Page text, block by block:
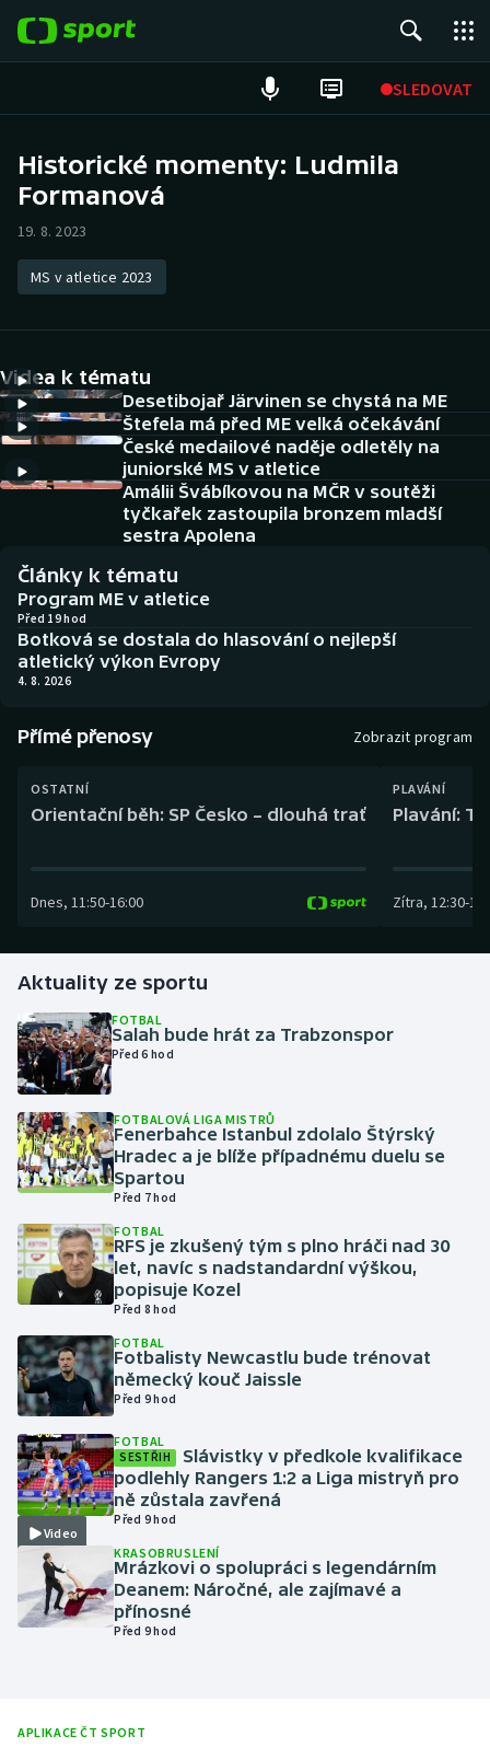
SLEDOVAT
Hokej
Atletika
DALŠÍ SPORTY
Americký fotbal
Baseball a softbal
Biatlon
Boby a skeleton
Dostihy
Golf
Gymnastika
Házená
Jezdectví
Judo
Krasobruslení
Lezení
Lyže a snowboard
Moderní pětiboj
Motorsport
Olympijské hry
Parasport
Plavání
NEPŘEHLÉDNĚTE
Aplikace ČT sport
AZ kvíz
Historické momenty: Ludmila
Formanová
19. 8. 2023
MS v atletice 2023
Videa k tématu
Desetibojař Järvinen se chystá na ME
Štefela má před ME velká očekávání
České medailové naděje odletěly na
juniorské MS v atletice
Amálii Švábíkovou na MČR v soutěži
tyčkařek zastoupila bronzem mladší
sestra Apolena
Články k tématu
Program ME v atletice
Před 19 hod
Botková se dostala do hlasování o nejlepší
atletický výkon Evropy
4. 8. 2026
Přímé přenosy Zobrazit program
OSTATNÍ
Orientační běh: SP Česko – dlouhá trať
Dnes, 11:50-16:00
PLAVÁNÍ
Plavání:
Zítra, 12:30-
Aktuality ze sportu
FOTBAL
Salah bude hrát za Trabzonspor
Před 6 hod
FOTBALOVÁ LIGA MISTRŮ
Fenerbahce Istanbul zdolalo Štýrský
Hradec a je blíže případnému duelu se
Spartou
Před 7 hod
FOTBAL
RFS je zkušený tým s plno hráči nad 30
let, navíc s nadstandardní výškou,
popisuje Kozel
Před 8 hod
FOTBAL
Fotbalisty Newcastlu bude trénovat
německý kouč Jaissle
Před 9 hod
Video
FOTBAL
SESTŘIH
Slávistky v předkole kvalifikace
podlehly Rangers 1:2 a Liga mistryň pro
ně zůstala zavřená
Před 9 hod
KRASOBRUSLENÍ
Mrázkovi o spolupráci s legendárním
Deanem: Náročné, ale zajímavé a
přínosné
Před 9 hod
APLIKACE ČT SPORT